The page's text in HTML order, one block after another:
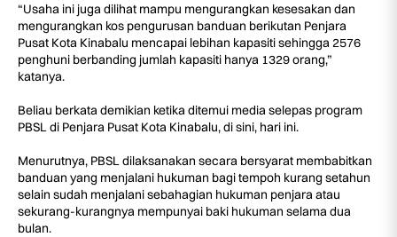
“Usaha ini juga dilihat mampu mengurangkan kesesakan dan
mengurangkan kos pengurusan banduan berikutan Penjara
Pusat Kota Kinabalu mencapai lebihan kapasiti sehingga 2576
penghuni berbanding jumlah kapasiti hanya 1329 orang,”
katanya.
Beliau berkata demikian ketika ditemui media selepas program
PBSL di Penjara Pusat Kota Kinabalu, di sini, hari ini.
Menurutnya, PBSL dilaksanakan secara bersyarat membabitkan
banduan yang menjalani hukuman bagi tempoh kurang setahun
selain sudah menjalani sebahagian hukuman penjara atau
sekurang-kurangnya mempunyai baki hukuman selama dua
bulan.